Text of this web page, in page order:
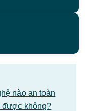
nào an toàn
được không?